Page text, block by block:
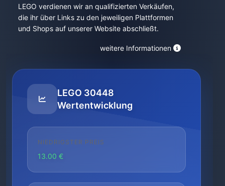
LEGO verdienen wir an qualifizierten Verkäufen,
die ihr über Links zu den jeweiligen Plattformen
und Shops auf unserer Website abschließt.
weitere Informationen
LEGO 30448
Wertentwicklung
NIEDRIGSTER PREIS
13.00 €